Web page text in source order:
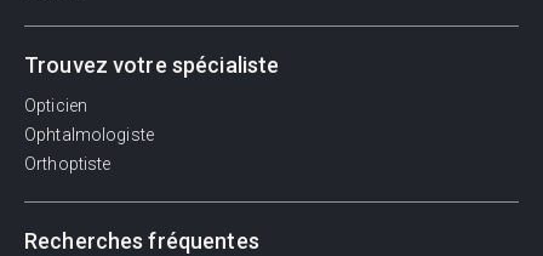
Trouvez votre spécialiste
Opticien
Ophtalmologiste
Orthoptiste
Recherches fréquentes